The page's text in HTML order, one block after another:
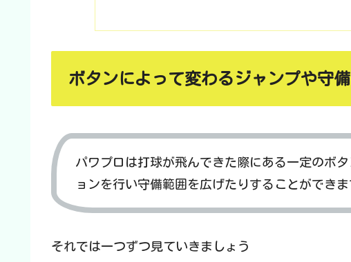
ボタンによって変わるジャンプや守
パワプロは打球が飛んできた際にある一定のボ
ョンを行い守備範囲を広げたりすることができま
それでは一つずつ見ていきましょう